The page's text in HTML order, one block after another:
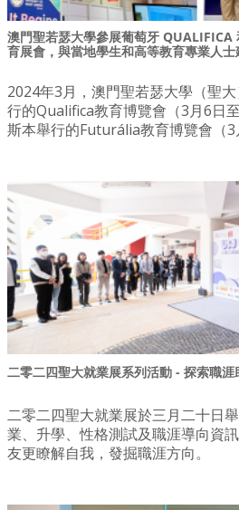
澳門聖若瑟大學參展葡萄牙 QUALIFICA
育展會，與當地學生和高等教育專業人
2024年3月，澳門聖若瑟大學（聖
行的Qualifica教育博覽會（3月6日
斯本舉行的Futurália教育博覽會（3
二零二四聖大就業展系列活動 - 探索職
二零二四聖大就業展於三月二十日
業、升學、性格測試及職涯導向資
友更瞭解自我，發掘職涯方向。